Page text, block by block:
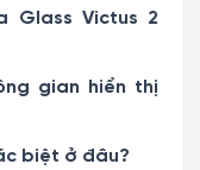
Glass Victus 2
gian hiển thị
biệt ở đâu?